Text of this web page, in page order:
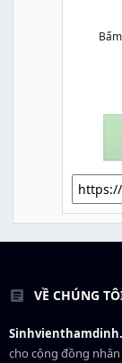
VỀ CHÚNG
cho cộng đồng